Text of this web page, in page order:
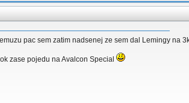
pac sem zatim nadsenej ze sem dal Lemingy na
zase pojedu na Avalcon Special